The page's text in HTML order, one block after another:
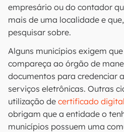
empresário ou do contador
mais de uma localidade e
pesquisar sobre.
Alguns municípios exigem
compareça ao órgão de
documentos para credenciar
serviços eletrônicas. Outras
utilização de certificado digital
obrigam que a entidade o
municípios possuem uma